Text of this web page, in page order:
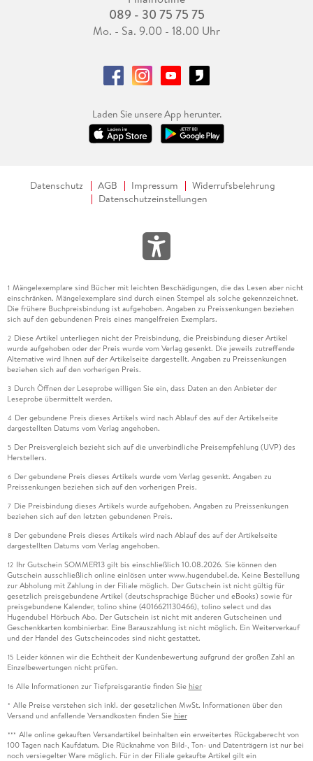
089 - 30 75 75 75
Mo. - Sa. 9.00 - 18.00 Uhr
Laden Sie unsere App herunter.
Datenschutz AGB Impressum
Widerrufsbelehrung
Datenschutzeinstellungen
1 Mängelexemplare sind Bücher mit leichten Beschädigungen, die das Lesen aber nicht
einschränken. Mängelexemplare sind durch einen Stempel als solche gekennzeichnet.
Die frühere Buchpreisbindung ist aufgehoben. Angaben zu Preissenkungen beziehen
sich auf den gebundenen Preis eines mangelfreien Exemplars.
2 Diese Artikel unterliegen nicht der Preisbindung, die Preisbindung dieser Artikel
wurde aufgehoben oder der Preis wurde vom Verlag gesenkt. Die jeweils zutreffende
Alternative wird Ihnen auf der Artikelseite dargestellt. Angaben zu Preissenkungen
beziehen sich auf den vorherigen Preis.
3 Durch Öffnen der Leseprobe willigen Sie ein, dass Daten an den Anbieter der
Leseprobe übermittelt werden.
4 Der gebundene Preis dieses Artikels wird nach Ablauf des auf der Artikelseite
dargestellten Datums vom Verlag angehoben.
5 Der Preisvergleich bezieht sich auf die unverbindliche Preisempfehlung (UVP) des
Herstellers.
6 Der gebundene Preis dieses Artikels wurde vom Verlag gesenkt. Angaben zu
Preissenkungen beziehen sich auf den vorherigen Preis.
7 Die Preisbindung dieses Artikels wurde aufgehoben. Angaben zu Preissenkungen
beziehen sich auf den letzten gebundenen Preis.
8 Der gebundene Preis dieses Artikels wird nach Ablauf des auf der Artikelseite
dargestellten Datums vom Verlag angehoben.
12 Ihr Gutschein SOMMER13 gilt bis einschließlich 10.08.2026. Sie können den
Gutschein ausschließlich online einlösen unter www.hugendubel.de. Keine Bestellung
zur Abholung mit Zahlung in der Filiale möglich. Der Gutschein ist nicht gültig für
gesetzlich preisgebundene Artikel (deutschsprachige Bücher und eBooks) sowie für
preisgebundene Kalender, tolino shine (4016621130466), tolino select und das
Hugendubel Hörbuch Abo. Der Gutschein ist nicht mit anderen Gutscheinen und
Geschenkkarten kombinierbar. Eine Barauszahlung ist nicht möglich. Ein Weiterverkauf
und der Handel des Gutscheincodes sind nicht gestattet.
15 Leider können wir die Echtheit der Kundenbewertung aufgrund der großen Zahl an
Einzelbewertungen nicht prüfen.
16 Alle Informationen zur Tiefpreisgarantie finden Sie hier
* Alle Preise verstehen sich inkl. der gesetzlichen MwSt. Informationen über den
Versand und anfallende Versandkosten finden Sie hier
*** Alle online gekauften Versandartikel beinhalten ein erweitertes Rückgaberecht von
100 Tagen nach Kaufdatum. Die Rücknahme von Bild-, Ton- und Datenträgern ist nur bei
noch versiegelter Ware möglich. Für in der Filiale gekaufte Artikel gilt ein